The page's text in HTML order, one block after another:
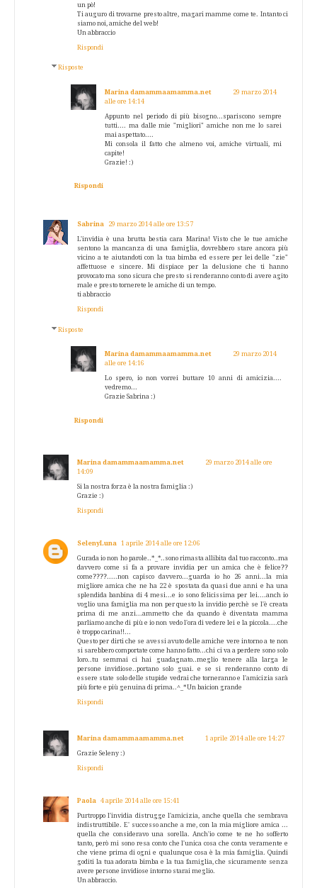
un pò!
Ti auguro di trovarne presto altre, magari mamme come te. Intanto ci
siamo noi, amiche del web!
Un abbraccio
Rispondi
Risposte
Marina damammaamamma.net
29 marzo 2014
alle ore 14:14
Appunto nel periodo di più bisogno...spariscono sempre
tutti.... ma dalle mie "migliori" amiche non me lo sarei
mai aspettato....
Mi consola il fatto che almeno voi, amiche virtuali, mi
capite!
Grazie! :)
Rispondi
Sabrina 29 marzo 2014 alle ore 13:57
L'invidia è una brutta bestia cara Marina! Visto che le tue amiche
sentono la mancanza di una famiglia, dovrebbero stare ancora più
vicino a te aiutandoti con la tua bimba ed essere per lei delle "zie"
affettuose e sincere. Mi dispiace per la delusione che ti hanno
provocato ma sono sicura che presto si renderanno conto di avere agito
male e presto tornerete le amiche di un tempo.
ti abbraccio
Rispondi
Risposte
Marina damammaamamma.net
29 marzo 2014
alle ore 14:16
Lo spero, io non vorrei buttare 10 anni di amicizia....
vedremo...
Grazie Sabrina :)
Rispondi
Marina damammaamamma.net
29 marzo 2014 alle ore
14:09
Si la nostra forza è la nostra famiglia :)
Grazie :)
Rispondi
SelenyLuna 1 aprile 2014 alle ore 12:06
Gurada io non ho parole..*_*..sono rimasta allibita dal tuo racconto..ma
davvero come si fa a provare invidia per un amica che è felice??
come????.....non capisco davvero...guarda io ho 26 anni...la mia
migliore amica che ne ha 22 è spostata da quasi due anni e ha una
splendida banbina di 4 mesi...e io sono felicissima per lei....anch io
voglio una famiglia ma non per questo la invidio perchè se l'è creata
prima di me anzi...ammetto che da quando è diventata mamma
parliamo anche di più e io non vedo l'ora di vedere lei e la piccola....che
è troppo carina!!...
Questo per dirti che se avessi avuto delle amiche vere intorno a te non
si sarebbero comportate come hanno fatto...chi ci va a perdere sono solo
loro..tu semmai ci hai guadagnato..meglio tenere alla larga le
persone invidiose..portano solo guai. e se si renderanno conto di
essere state solo delle stupide vedrai che torneranno e l'amicizia sarà
più forte e più genuina di prima..^_*Un baicion grande
Rispondi
Marina damammaamamma.net 1 aprile 2014 alle ore 14:27
Grazie Seleny :)
Rispondi
Paola 4 aprile 2014 alle ore 15:41
Purtroppo l'invidia distrugge l'amicizia, anche quella che sembrava
indistruttibile. E' successo anche a me, con la mia migliore amica ...
quella che consideravo una sorella. Anch'io come te ne ho sofferto
tanto, però mi sono resa conto che l'unica cosa che conta veramente e
che viene prima di ogni e qualunque cosa è la mia famiglia. Quindi
goditi la tua adorata bimba e la tua famiglia, che sicuramente senza
avere persone invidiose intorno starai meglio.
Un abbraccio.